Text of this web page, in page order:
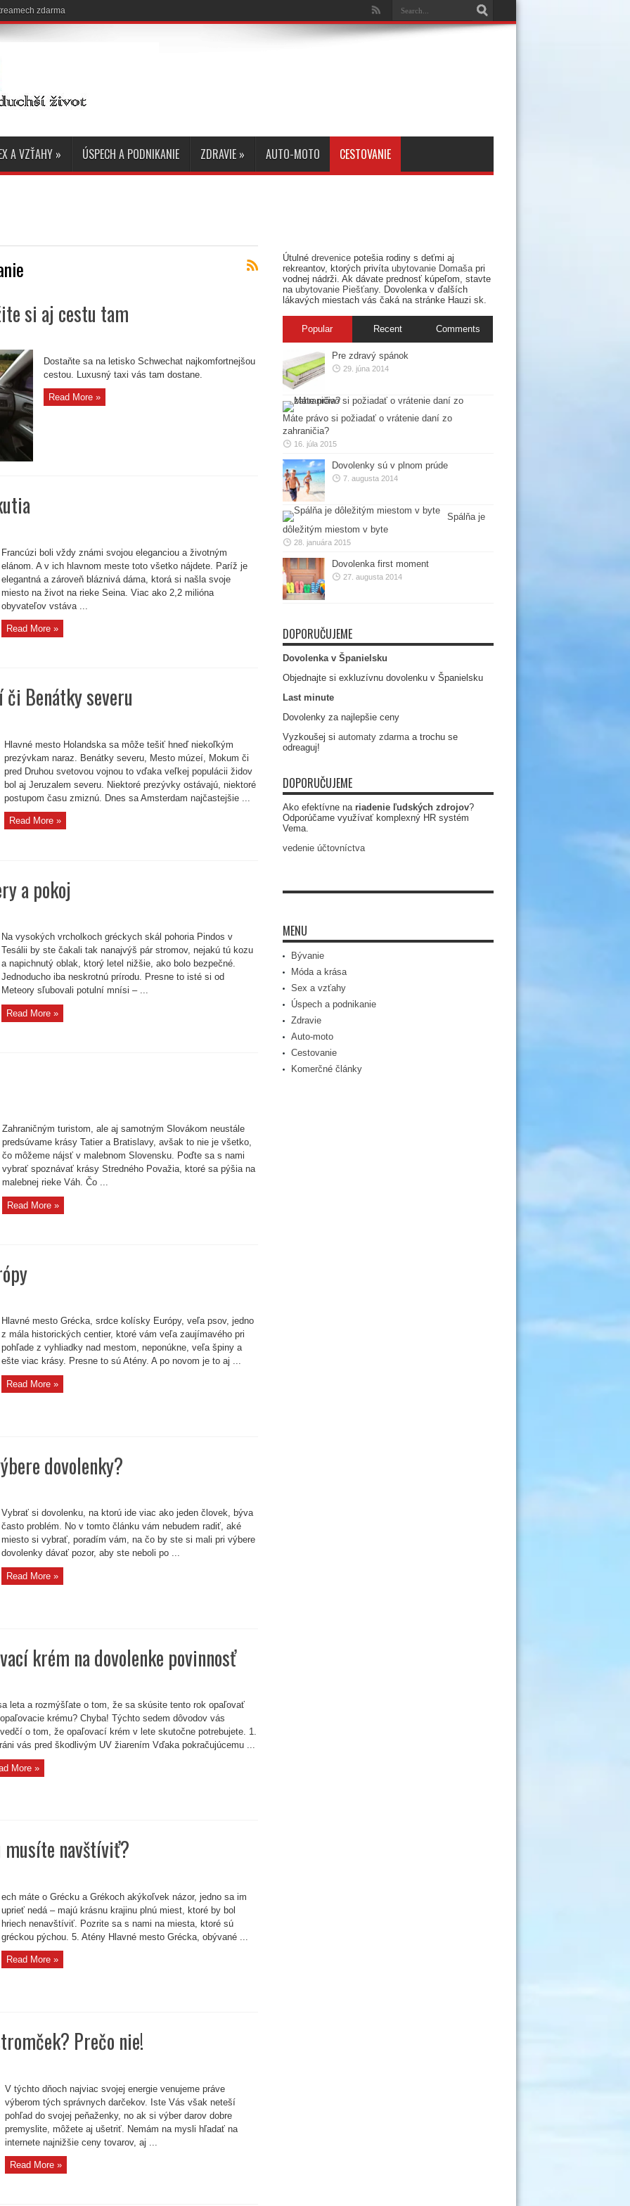
zdarma
A VZŤAHY » ÚSPECH A PODNIKANIE ZDRAVIE » AUTO-MOTO CESTOVANIE
si aj cestu tam
Dostaňte sa na letisko Schwechat najkomfortnejšou
cestou. Luxusný taxi vás tam dostane.
Read More »
Francúzi boli vždy známi svojou eleganciou a životným
elánom. A v ich hlavnom meste toto všetko nájdete. Paríž je
elegantná a zároveň bláznivá dáma, ktorá si našla svoje
miesto na život na rieke Seina. Viac ako 2,2 milióna
obyvateľov vstáva ...
Read More »
Benátky severu
Hlavné mesto Holandska sa môže tešiť hneď niekoľkým
prezývkam naraz. Benátky severu, Mesto múzeí, Mokum či
pred Druhou svetovou vojnou to vďaka veľkej populácii židov
bol aj Jeruzalem severu. Niektoré prezývky ostávajú, niektoré
postupom času zmiznú. Dnes sa Amsterdam najčastejšie ...
Read More »
a pokoj
Na vysokých vrcholkoch gréckych skál pohoria Pindos v
Tesálii by ste čakali tak nanajvýš pár stromov, nejakú tú kozu
a napichnutý oblak, ktorý letel nižšie, ako bolo bezpečné.
Jednoducho iba neskrotnú prírodu. Presne to isté si od
Meteory sľubovali potulní mnísi – ...
Read More »
Zahraničným turistom, ale aj samotným Slovákom neustále
predsúvame krásy Tatier a Bratislavy, avšak to nie je všetko,
čo môžeme nájsť v malebnom Slovensku. Poďte sa s nami
vybrať spoznávať krásy Stredného Považia, ktoré sa pýšia na
malebnej rieke Váh. Čo ...
Read More »
Hlavné mesto Grécka, srdce kolísky Európy, veľa psov, jedno
z mála historických centier, ktoré vám veľa zaujímavého pri
pohľade z vyhliadky nad mestom, neponúkne, veľa špiny a
ešte viac krásy. Presne to sú Atény. A po novom je to aj ...
Read More »
dovolenky?
Vybrať si dovolenku, na ktorú ide viac ako jeden človek, býva
často problém. No v tomto článku vám nebudem radiť, aké
miesto si vybrať, poradím vám, na čo by ste si mali pri výbere
dovolenky dávať pozor, aby ste neboli po ...
Read More »
krém na dovolenke povinnosť
leta a rozmýšľate o tom, že sa skúsite tento rok opaľovať
krému? Chyba! Týchto sedem dôvodov vás
o tom, že opaľovací krém v lete skutočne potrebujete. 1.
vás pred škodlivým UV žiarením Vďaka pokračujúcemu ...
More »
musíte navštíviť?
ech máte o Grécku a Grékoch akýkoľvek názor, jedno sa im
uprieť nedá – majú krásnu krajinu plnú miest, ktoré by bol
hriech nenavštíviť. Pozrite sa s nami na miesta, ktoré sú
gréckou pýchou. 5. Atény Hlavné mesto Grécka, obývané ...
Read More »
Prečo nie!
V týchto dňoch najviac svojej energie venujeme práve
výberom tých správnych darčekov. Iste Vás však neteší
pohľad do svojej peňaženky, no ak si výber darov dobre
premyslite, môžete aj ušetriť. Nemám na mysli hľadať na
internete najnižšie ceny tovarov, aj ...
Read More »
Útulné drevenicepotešia rodiny s deťmi aj
rekreantov, ktorých privíta ubytovanie Domašapri
vodnej nádrži. Ak dávate prednosť kúpeľom, stavte
na ubytovanie Piešťany. Dovolenka v ďalších
lákavých miestach vás čaká na stránke Hauzi sk.
Popular Recent Comments
Pre zdravý spánok
29. júna 2014
Máte právo si požiadať o vrátenie daní zo
zahraničia?
16. júla 2015
Dovolenky sú v plnom prúde
7. augusta 2014
Spálňa je
dôležitým miestom v byte
28. januára 2015
Dovolenka first moment
27. augusta 2014
DOPORUČUJEME
Dovolenka v Španielsku
Objednajte si exkluzívnu dovolenku v Španielsku
Last minute
Dovolenky za najlepšie ceny
Vyzkoušej si automaty zdarmaa trochu se
odreaguj!
DOPORUČUJEME
Ako efektívne na riadenie ľudských zdrojov?
Odporúčame využívať komplexný HR systém
Vema.
vedenie účtovníctva
MENU
Bývanie
Móda a krása
Sex a vzťahy
Úspech a podnikanie
Zdravie
Auto-moto
Cestovanie
Komerčné články